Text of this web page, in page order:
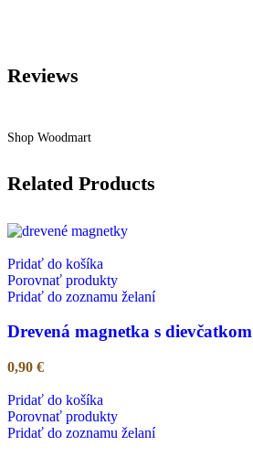
Reviews
Shop Woodmart
Related Products
Pridať do košíka
Porovnať produkty
Pridať do zoznamu želaní
Drevená magnetka s dievčatkom
0,90 €
Pridať do košíka
Porovnať produkty
Pridať do zoznamu želaní